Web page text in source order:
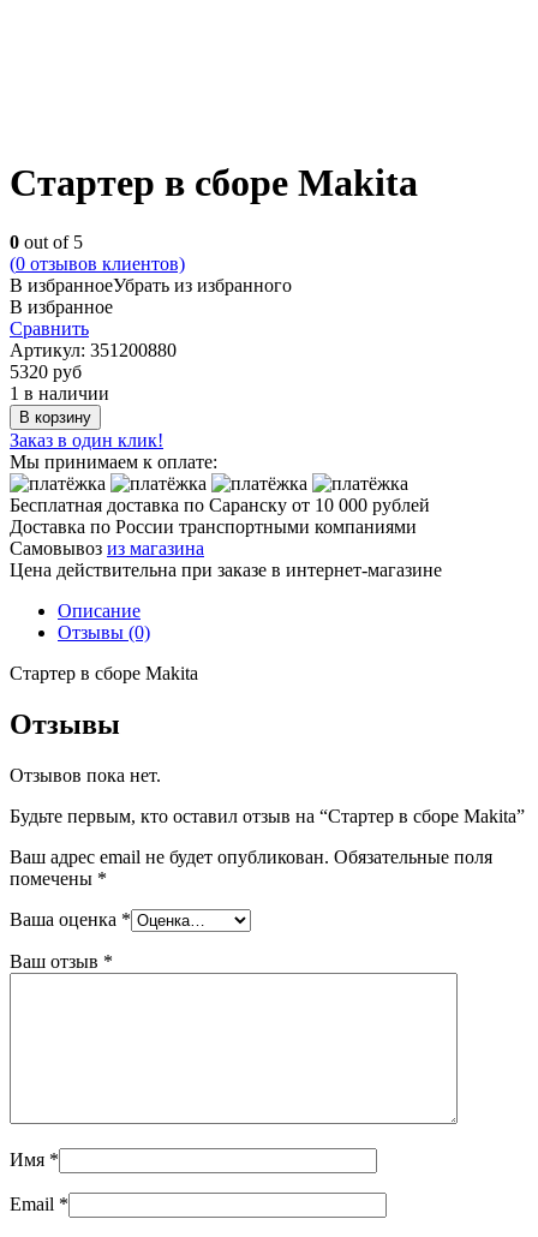
Стартер в сборе Makita
0 out of 5
(0 отзывов клиентов)
В избранноеУбрать из избранного
В избранное
Сравнить
Артикул: 351200880
5320 руб
1 в наличии
В корзину
Заказ в один клик!
Мы принимаем к оплате:
Бесплатная доставка по Саранску от 10 000 рублей
Доставка по России транспортными компаниями
Самовывоз из магазина
Цена действительна при заказе в интернет-магазине
Описание
Отзывы (0)
Стартер в сборе Makita
Отзывы
Отзывов пока нет.
Будьте первым, кто оставил отзыв на “Стартер в сборе Makita”
Ваш адрес email не будет опубликован. Обязательные поля
помечены *
Ваша оценка *
Ваш отзыв *
Имя *
Email *